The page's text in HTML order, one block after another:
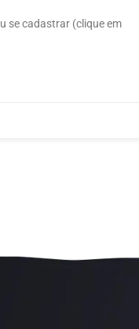
se cadastrar (clique em